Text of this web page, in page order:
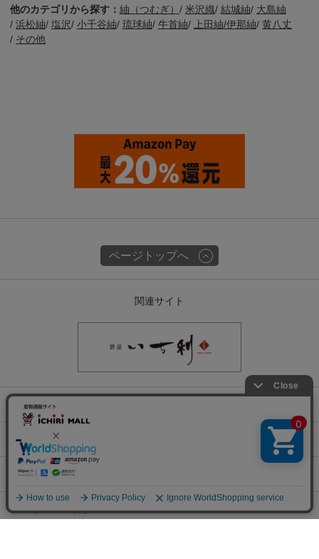
他のカテゴリから探す： 紬（つむぎ） / 米沢織/ 結城紬/ 大島紬
/ 浜松紬/ 塩沢/ 小千谷紬/ 琉球紬/ 牛首紬/ 上田紬/伊那紬/ 黄八丈
/ その他
ページトップへ
関連サイト
会社概要
古物営業許可
特定商取引に関する表記
プライバシーポリシー